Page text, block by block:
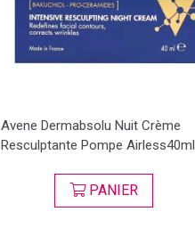
Avene Dermabsolu Nuit Crème
Resculptante Pompe Airless40ml
PANIER